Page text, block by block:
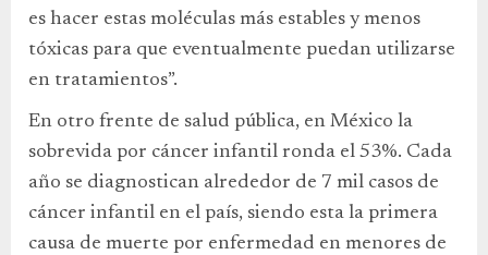
es hacer estas moléculas más estables y menos
tóxicas para que eventualmente puedan utilizarse
en tratamientos”.
En otro frente de salud pública, en México la
sobrevida por cáncer infantil ronda el 53%. Cada
año se diagnostican alrededor de 7 mil casos de
cáncer infantil en el país, siendo esta la primera
causa de muerte por enfermedad en menores de